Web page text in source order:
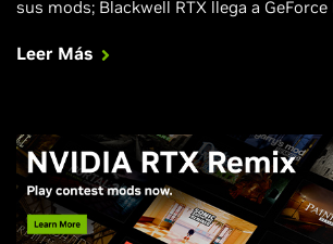
sus mods; Blackwell RTX llega a
Verificado llega a Europa; ya está
Leer Más